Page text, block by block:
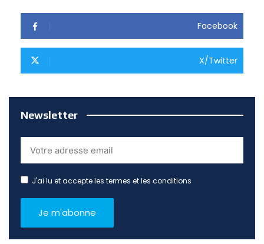
Facebook
X/Twitter
Newsletter
J'ai lu et accepte les termes et les conditions